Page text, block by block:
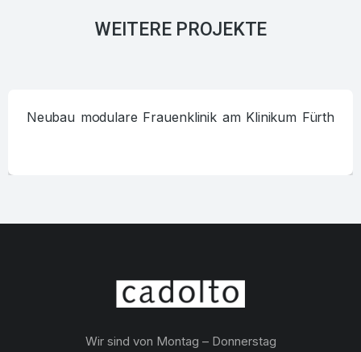
WEITERE PROJEKTE
Neubau modulare Frauenklinik am Klinikum Fürth
Wir sind von Montag – Donnerstag